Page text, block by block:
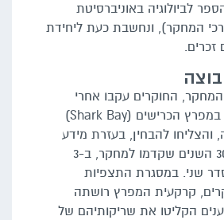
לביולוגיה באוניברסיטת
המחקר), ונחשבת כעת ליחידת
זכרים.
החוקרים עקבו אחרי
המבנים החברתיים במפרץ הכרישים (Shark Bay)
והצליחו להבחין, בעזרת מידע
שנאסף במקום ב-30 השנים שקדמו למחקר, ב-3
שני. במסגרת התצפיות
קרקעית המפרץ רושתה
הקליטו את שריקותיהם של